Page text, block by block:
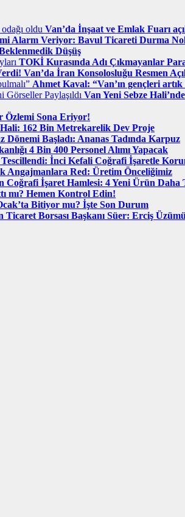
Van’da İnşaat ve Emlak Fuarı
Alarm Veriyor: Bavul Ticareti Durma
Düşüş
TOKİ Kurasında Adı Çıkmayanlar
Van’da İran Konsolosluğu Resmen
Ahmet Kaval: “Van’ın gençleri
Van Yeni Sebze
Özlemi Sona Eriyor!
Hali: 162 Bin Metrekarelik Dev Proje
Dönemi Başladı: Ananas Tadında Karpuz
4 Bin 400 Personel Alımı Yapacak
Tescillendi: İnci Kefali Coğrafi İşaretle
Angajmanlara Red: Üretim Önceliğimiz
Coğrafi İşaret Hamlesi: 4 Yeni Ürün Daha
mı? Hemen Kontrol Edin!
Bitiyor mu? İşte Son Durum
Ticaret Borsası Başkanı Süer: Erciş